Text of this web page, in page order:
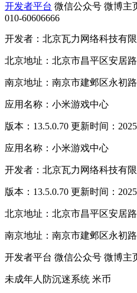
开发者平台 微信公众号 微博主
010-60606666
开发者：北京瓦力网络科技有限
北京地址：北京市昌平区安居
南京地址：南京市建邺区永初
应用名称：小米游戏中心
版本：13.5.0.70 更新时间：
应用名称：小米游戏中心
开发者：北京瓦力网络科技有
版本：13.5.0.70 更新时间：
北京地址：北京市昌平区安居
南京地址：南京市建邺区永初
开发者平台 微信公众号 微博主
未成年人防沉迷系统 米币